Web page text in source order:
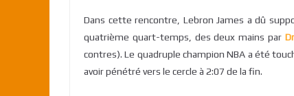
Dans cette rencontre, Lebron James a dû
quatrième quart-temps, des deux mains par
contres). Le quadruple champion NBA a été
avoir pénétré vers le cercle à 2:07 de la fin.